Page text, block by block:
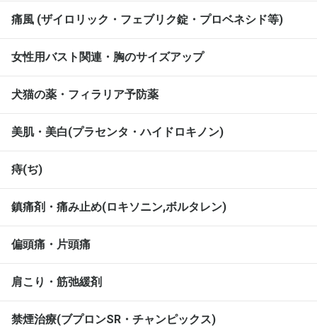
痛風 (ザイロリック・フェブリク錠・プロベネシド等)
女性用バスト関連・胸のサイズアップ
犬猫の薬・フィラリア予防薬
美肌・美白(プラセンタ・ハイドロキノン)
痔(ぢ)
鎮痛剤・痛み止め(ロキソニン,ボルタレン)
偏頭痛・片頭痛
肩こり・筋弛緩剤
禁煙治療(ブプロンSR・チャンピックス)